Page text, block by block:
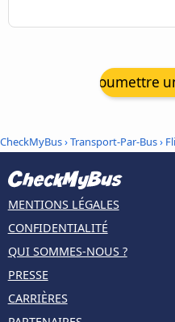
Soumettre
CheckMyBus›Transport-Par-Bus›
MENTIONS LÉGALES
CONFIDENTIALITÉ
QUI SOMMES-NOUS ?
PRESSE
CARRIÈRES